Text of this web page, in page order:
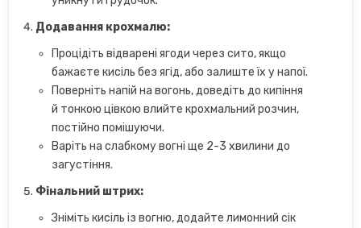
Додавання крохмалю:
Процідіть відварені ягоди через сито, якщо
бажаєте кисіль без ягід, або залиште їх у напої.
Поверніть напій на вогонь, доведіть до кипіння
й тонкою цівкою влийте крохмальний розчин,
постійно помішуючи.
Варіть на слабкому вогні ще 2-3 хвилини до
загустіння.
Фінальний штрих:
Зніміть кисіль із вогню, додайте лимонний сік